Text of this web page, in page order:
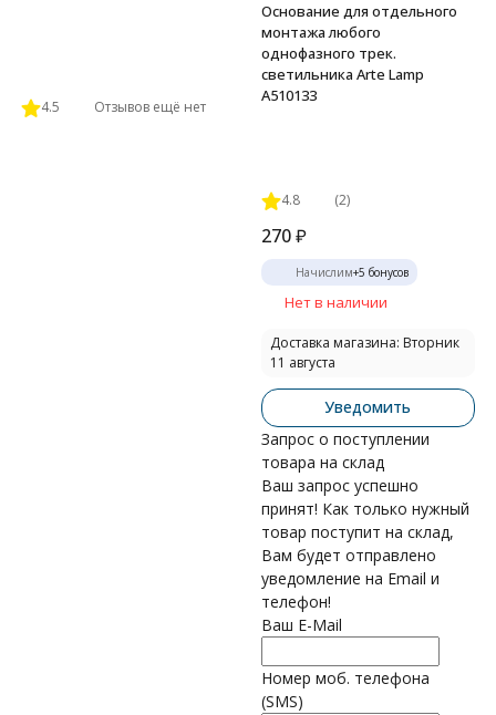
4.5 Отзывов ещё нет
Основание для отдельного
монтажа любого
однофазного трек.
светильника Arte Lamp
A510133
4.8 (2)
270 ₽
Начислим+5 бонусов
Нет в наличии
Доставка магазина: Вторник
11 августа
Уведомить
Запрос о поступлении
товара на склад
Ваш запрос успешно
принят! Как только нужный
товар поступит на склад,
Вам будет отправлено
уведомление на Email и
телефон!
Ваш E-Mail
Номер моб. телефона
(SMS)